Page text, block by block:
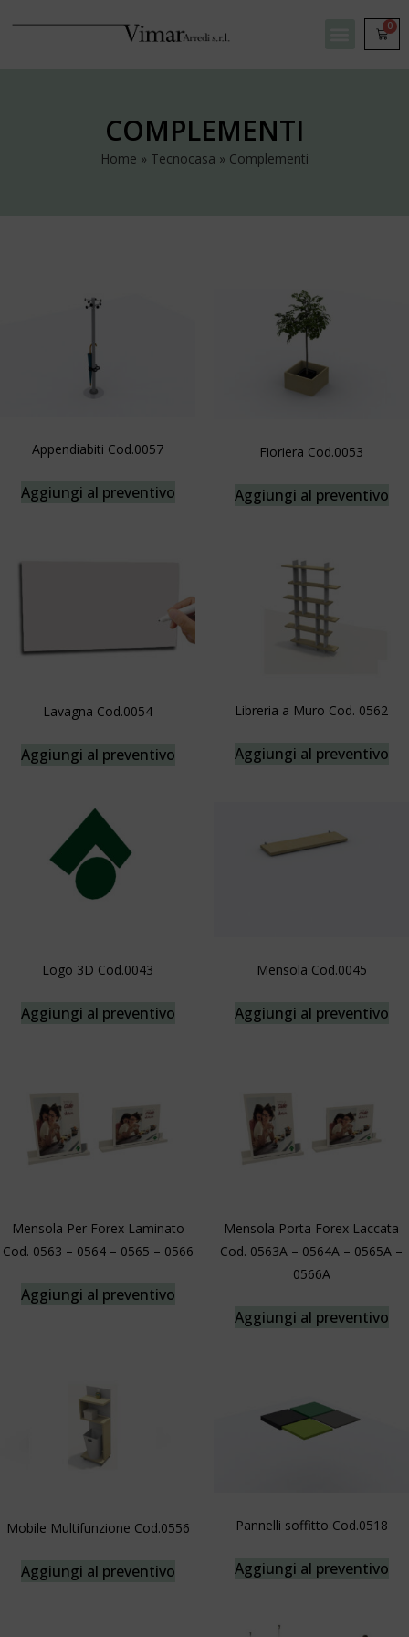
0
COMPLEMENTI
Home » Tecnocasa » Complementi
Appendiabiti Cod.0057
Aggiungi al preventivo
Fioriera Cod.0053
Aggiungi al preventivo
Lavagna Cod.0054
Aggiungi al preventivo
Libreria a Muro Cod. 0562
Aggiungi al preventivo
Logo 3D Cod.0043
Aggiungi al preventivo
Mensola Cod.0045
Aggiungi al preventivo
Mensola Per Forex Laminato
Cod. 0563 – 0564 – 0565 – 0566
Aggiungi al preventivo
Mensola Porta Forex Laccata
Cod. 0563A – 0564A – 0565A –
0566A
Aggiungi al preventivo
Mobile Multifunzione Cod.0556
Aggiungi al preventivo
Pannelli soffitto Cod.0518
Aggiungi al preventivo